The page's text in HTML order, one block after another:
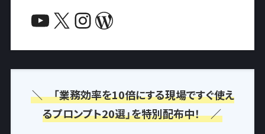
YouTube X InstagramWordPress
＼ 「業務効率を10倍にする現場ですぐ使え
るプロンプト20選」を特別配布中！ ／